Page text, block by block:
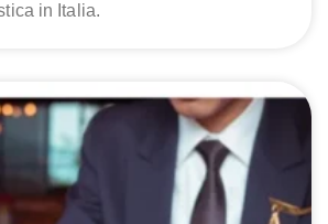
in Italia.